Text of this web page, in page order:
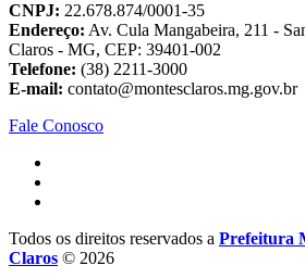
CNPJ: 22.678.874/0001-35
Endereço: Av. Cula Mangabeira, 211 -
Claros - MG, CEP: 39401-002
Telefone: (38) 2211-3000
E-mail: contato@montesclaros.mg.gov.br
Fale Conosco
Todos os direitos reservados a Prefeitura
Claros © 2026